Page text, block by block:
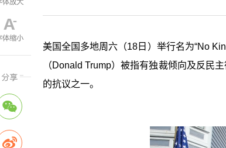
美国全国多地周六（18 日）举行名为“No
（Donald Trump）被指有独裁倾向及反民
的抗议之一。